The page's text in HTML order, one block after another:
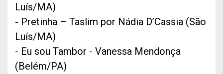
Luís/MA)
- Pretinha – Taslim por Nádia D’Cassia (São
Luís/MA)
- Eu sou Tambor - Vanessa Mendonça
(Belém/PA)